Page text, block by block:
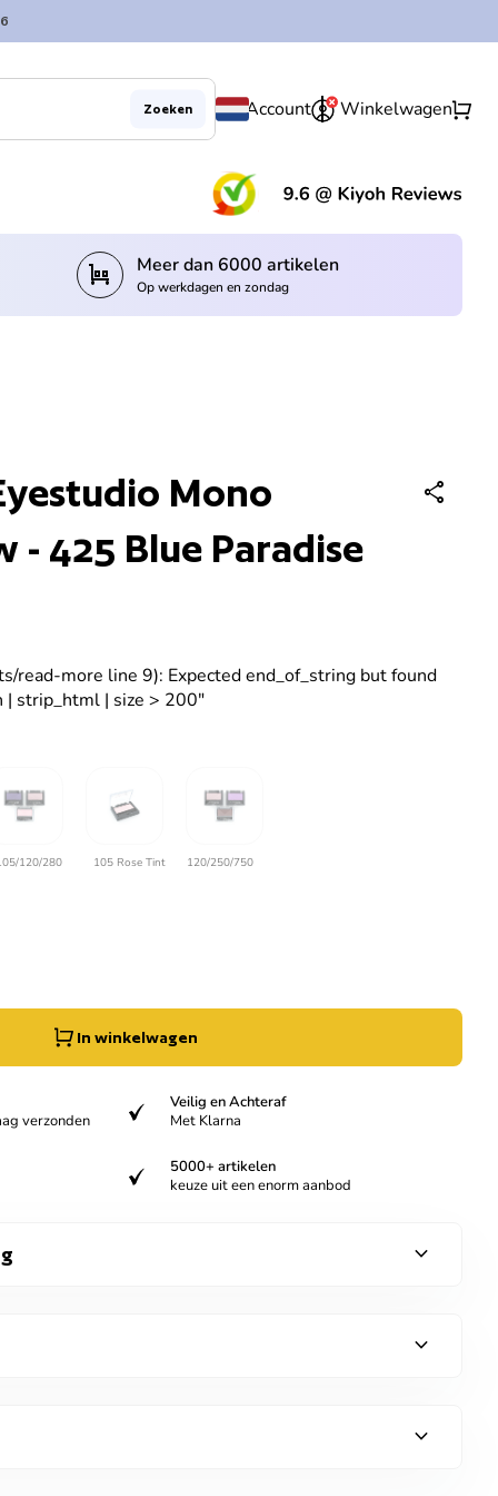
Zoeken Account Winkelwagenshopping_cart
trolley Meer dan 6000 artikelen
Op werkdagen en zondag
Mono
- 425 Blue Paradise
share
read-more line 9): Expected end_of_string but found
| strip_html | size > 200"
120/280 105 Rose Tint 120/250/750
In winkelwagen
verzonden verified
Veilig en Achteraf
Met Klarna
verified
5000+ artikelen
keuze uit een enorm aanbod
expand_more
expand_more
expand_more